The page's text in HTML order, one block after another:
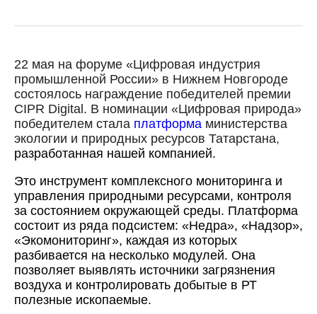
22 мая на форуме «Цифровая индустрия
промышленной России» в Нижнем Новгороде
состоялось награждение победителей премии
CIPR Digital. В номинации «Цифровая природа»
победителем стала платформа министерства
экологии и природных ресурсов Татарстана,
разработанная нашей компанией.
Это инструмент комплексного мониторинга и
управления природными ресурсами, контроля
за состоянием окружающей среды. Платформа
состоит из ряда подсистем: «Недра», «Надзор»,
«Экомониторинг», каждая из которых
разбивается на несколько модулей. Она
позволяет выявлять источники загрязнения
воздуха и контролировать добытые в РТ
полезные ископаемые.